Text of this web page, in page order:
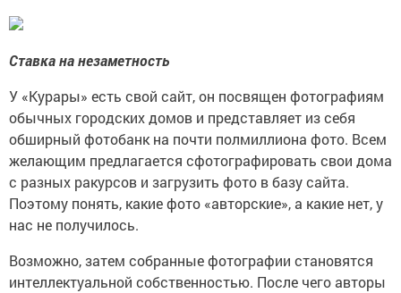
Ставка на незаметность
У «Курары» есть свой сайт, он посвящен фотографиям
обычных городских домов и представляет из себя
обширный фотобанк на почти полмиллиона фото. Всем
желающим предлагается сфотографировать свои дома
с разных ракурсов и загрузить фото в базу сайта.
Поэтому понять, какие фото «авторские», а какие нет, у
нас не получилось.
Возможно, затем собранные фотографии становятся
интеллектуальной собственностью. После чего авторы